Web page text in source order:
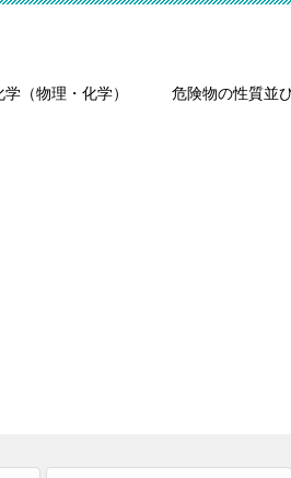
（物理・化学） 危険物の性質並